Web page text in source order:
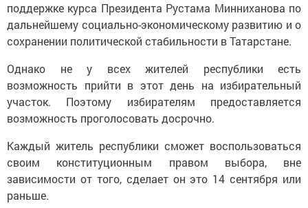
поддержке курса Президента Рустама Минниханова по
дальнейшему социально-экономическому развитию и о
сохранении политической стабильности в Татарстане.
Однако не у всех жителей республики есть
возможность прийти в этот день на избирательный
участок. Поэтому избирателям предоставляется
возможность проголосовать досрочно.
Каждый житель республики сможет воспользоваться
своим конституционным правом выбора, вне
зависимости от того, сделает он это 14 сентября или
раньше.